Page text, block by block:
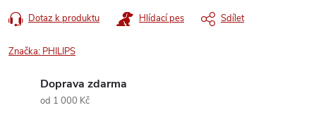
Dotaz k produktu Hlídací pes Sdílet
Značka: PHILIPS
Doprava zdarma
od 1 000 Kč